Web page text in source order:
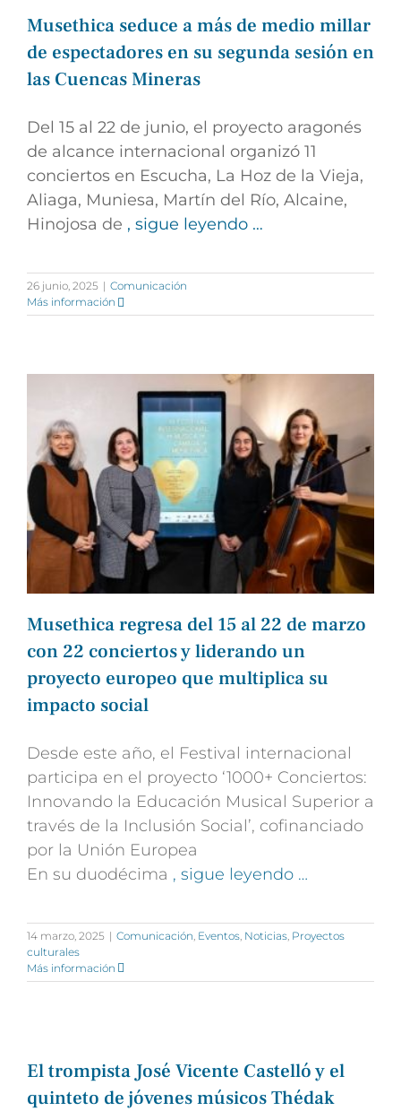
Musethica seduce a más de medio millar
de espectadores en su segunda sesión en
las Cuencas Mineras
Del 15 al 22 de junio, el proyecto aragonés
de alcance internacional organizó 11
conciertos en Escucha, La Hoz de la Vieja,
Aliaga, Muniesa, Martín del Río, Alcaine,
Hinojosa de , sigue leyendo …
26 junio, 2025 | Comunicación
Más información
Musethica regresa del 15 al 22 de marzo
con 22 conciertos y liderando un
proyecto europeo que multiplica su
impacto social
Desde este año, el Festival internacional
participa en el proyecto ‘1000+ Conciertos:
Innovando la Educación Musical Superior a
través de la Inclusión Social’, cofinanciado
por la Unión Europea
En su duodécima , sigue leyendo …
14 marzo, 2025 | Comunicación Eventos Noticias Proyectos
culturales
Más información
El trompista José Vicente Castelló y el
quinteto de jóvenes músicos Thédak